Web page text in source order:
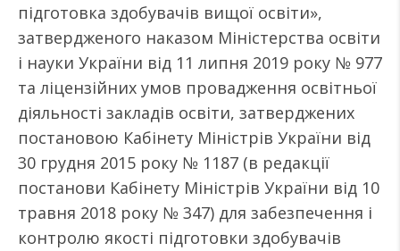
підготовка здобувачів вищої освіти»,
затвердженого наказом Міністерства освіти
і науки України від 11 липня 2019 року № 977
та ліцензійних умов провадження освітньої
діяльності закладів освіти, затверджених
постановою Кабінету Міністрів України від
30 грудня 2015 року № 1187 (в редакції
постанови Кабінету Міністрів України від 10
травня 2018 року № 347) для забезпечення і
контролю якості підготовки здобувачів